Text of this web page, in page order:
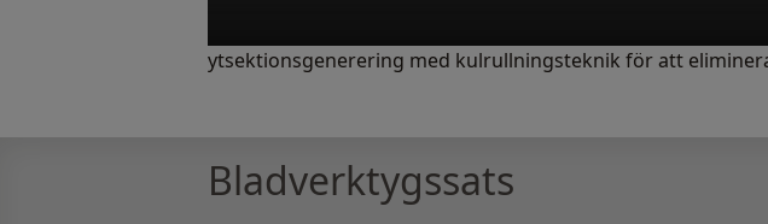
ytsektionsgenerering med kulrullningsteknik för att
Bladverktygssats